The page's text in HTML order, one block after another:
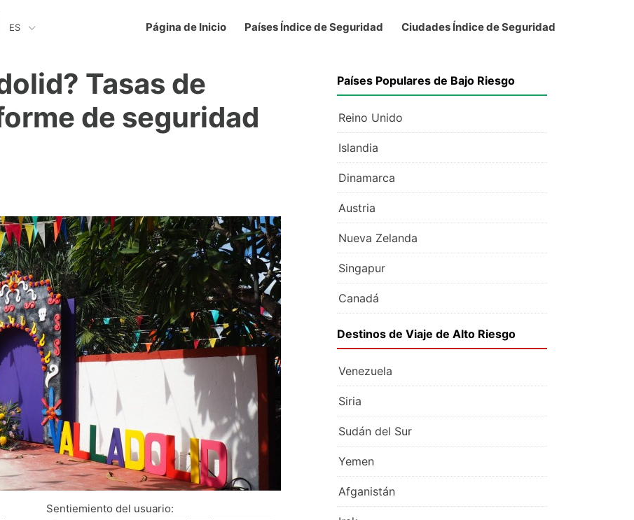
Página de Inicio Países Índice de Seguridad Ciudades Índice de Seguridad
ES
Tasas de
de seguridad
Sentiemiento del usuario:
Países Populares de Bajo Riesgo
Reino Unido
Islandia
Dinamarca
Austria
Nueva Zelanda
Singapur
Canadá
Destinos de Viaje de Alto Riesgo
Venezuela
Siria
Sudán del Sur
Yemen
Afganistán